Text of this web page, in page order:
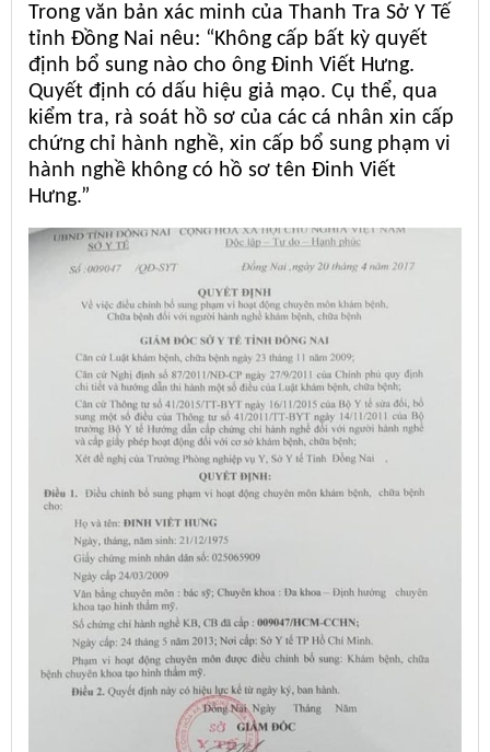
Trong văn bản xác minh của Thanh Tra Sở Y Tế
tỉnh Đồng Nai nêu: “Không cấp bất kỳ quyết
định bổ sung nào cho ông Đinh Viết Hưng.
Quyết định có dấu hiệu giả mạo. Cụ thể, qua
kiểm tra, rà soát hồ sơ của các cá nhân xin cấp
chứng chỉ hành nghề, xin cấp bổ sung phạm vi
hành nghề không có hồ sơ tên Đinh Viết
Hưng.”